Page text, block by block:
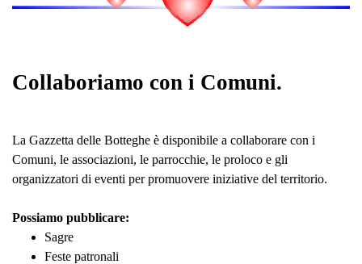
Collaboriamo con i Comuni.
La Gazzetta delle Botteghe è disponibile a collaborare con i
Comuni, le associazioni, le parrocchie, le proloco e gli
organizzatori di eventi per promuovere iniziative del territorio.
Possiamo pubblicare:
Sagre
Feste patronali